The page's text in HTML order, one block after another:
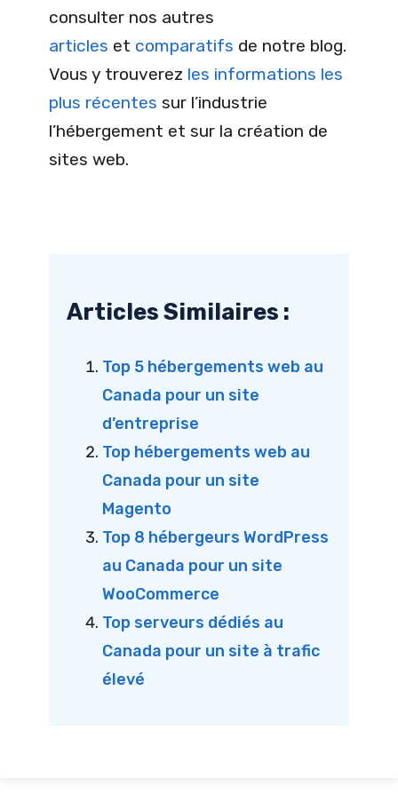
consulter nos autres
articles et comparatifs de notre blog.
Vous y trouverez les informations les
plus récentes sur l’industrie
l’hébergement et sur la création de
sites web.
Articles Similaires :
Top 5 hébergements web au
Canada pour un site
d’entreprise
Top hébergements web au
Canada pour un site
Magento
Top 8 hébergeurs WordPress
au Canada pour un site
WooCommerce
Top serveurs dédiés au
Canada pour un site à trafic
élevé